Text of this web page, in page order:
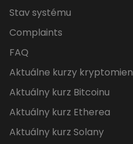
Stav systému
Complaints
FAQ
Aktuálne kurzy kryptomien
Aktuálny kurz Bitcoinu
Aktuálny kurz Etherea
Aktuálny kurz Solany